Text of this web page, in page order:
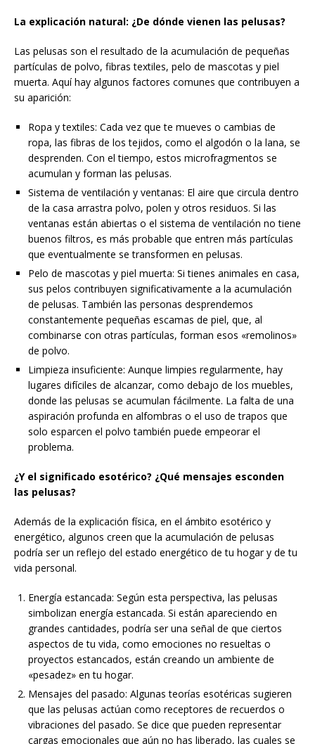
La explicación natural: ¿De dónde vienen las pelusas?
Las pelusas son el resultado de la acumulación de pequeñas
partículas de polvo, fibras textiles, pelo de mascotas y piel
muerta. Aquí hay algunos factores comunes que contribuyen a
su aparición:
Ropa y textiles: Cada vez que te mueves o cambias de
ropa, las fibras de los tejidos, como el algodón o la lana, se
desprenden. Con el tiempo, estos microfragmentos se
acumulan y forman las pelusas.
Sistema de ventilación y ventanas: El aire que circula dentro
de la casa arrastra polvo, polen y otros residuos. Si las
ventanas están abiertas o el sistema de ventilación no tiene
buenos filtros, es más probable que entren más partículas
que eventualmente se transformen en pelusas.
Pelo de mascotas y piel muerta: Si tienes animales en casa,
sus pelos contribuyen significativamente a la acumulación
de pelusas. También las personas desprendemos
constantemente pequeñas escamas de piel, que, al
combinarse con otras partículas, forman esos «remolinos»
de polvo.
Limpieza insuficiente: Aunque limpies regularmente, hay
lugares difíciles de alcanzar, como debajo de los muebles,
donde las pelusas se acumulan fácilmente. La falta de una
aspiración profunda en alfombras o el uso de trapos que
solo esparcen el polvo también puede empeorar el
problema.
¿Y el significado esotérico? ¿Qué mensajes esconden
las pelusas?
Además de la explicación física, en el ámbito esotérico y
energético, algunos creen que la acumulación de pelusas
podría ser un reflejo del estado energético de tu hogar y de tu
vida personal.
Energía estancada: Según esta perspectiva, las pelusas
simbolizan energía estancada. Si están apareciendo en
grandes cantidades, podría ser una señal de que ciertos
aspectos de tu vida, como emociones no resueltas o
proyectos estancados, están creando un ambiente de
«pesadez» en tu hogar.
Mensajes del pasado: Algunas teorías esotéricas sugieren
que las pelusas actúan como receptores de recuerdos o
vibraciones del pasado. Se dice que pueden representar
cargas emocionales que aún no has liberado, las cuales se